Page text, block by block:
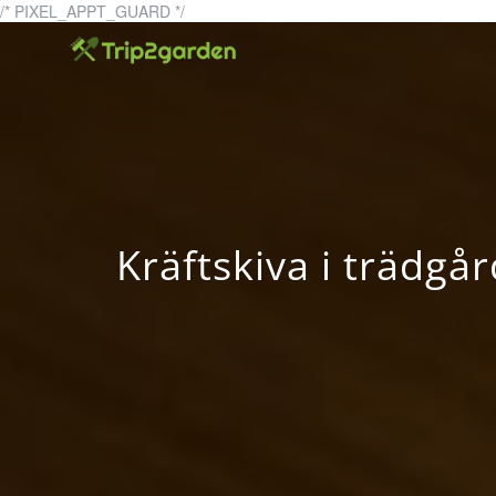
/* PIXEL_APPT_GUARD */Skip
content
Kräftskiva i